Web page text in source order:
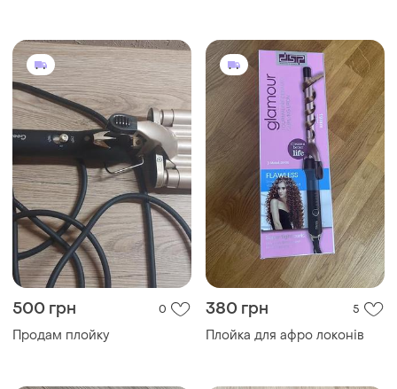
500 грн 0
Продам плойку
380 грн 5
Плойка для афро локонів